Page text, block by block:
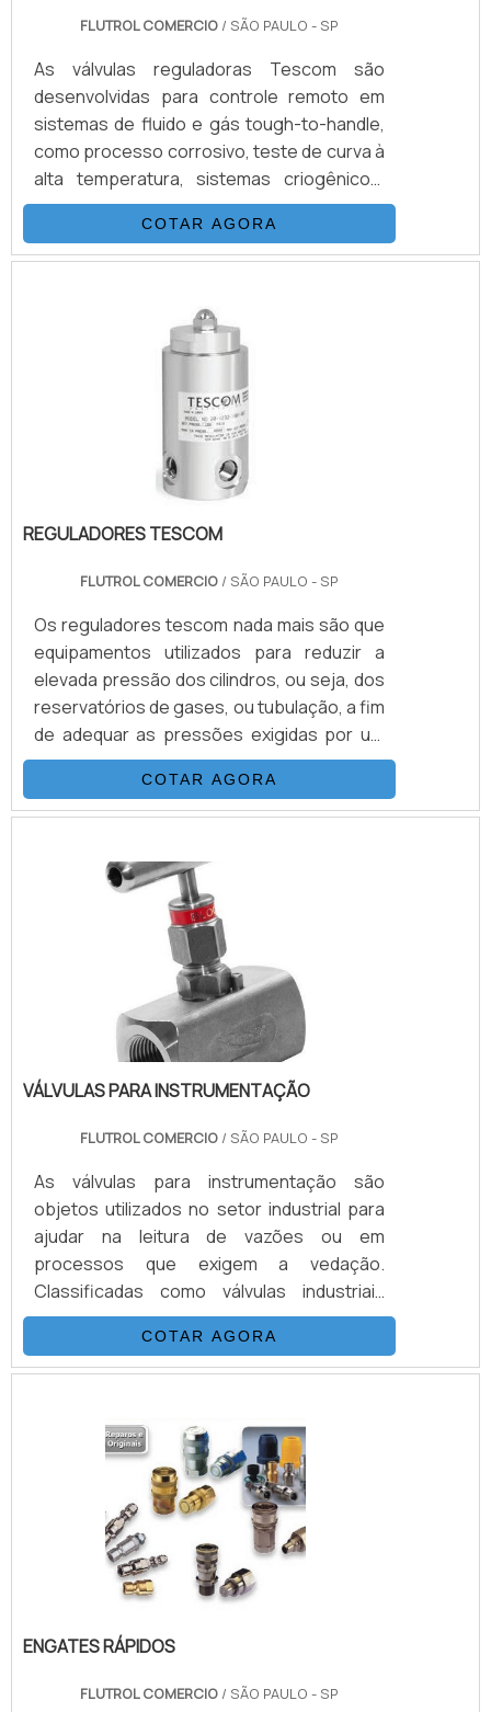
FLUTROL COMERCIO / SÃO PAULO - SP
As válvulas reguladoras Tescom são
desenvolvidas para controle remoto em
sistemas de fluido e gás tough-to-handle,
como processo corrosivo, teste de curva à
alta temperatura, sistemas criogênicos,
amostragem de geradores de vapor, e
ambientes arriscados. Vale destacar que
os produtos são virtualmente livres de
em áreas de acesso restrito. Além disso, o
tamanho compacto e peso dessas
espaço e peso trariam dificuldades.INFO.
COTAR AGORA
REGULADORES TESCOM
FLUTROL COMERCIO / SÃO PAULO - SP
Os reguladores tescom nada mais são que
equipamentos utilizados para reduzir a
elevada pressão dos cilindros, ou seja, dos
reservatórios de gases, ou tubulação, a fim
de adequar as pressões exigidas por um
determinado equipamento ou projeto.São
utensílios desenhados para que haja
compatibilidade somente com os gases
existência é trivial para o funcionamento
seguro e adequado do sistema ao qual o
regulador de pressão é
designado.VANTAGENS FUNDAMENTAIS EM
COTAR AGORA
VÁLVULAS PARA INSTRUMENTAÇÃO
FLUTROL COMERCIO / SÃO PAULO - SP
As válvulas para instrumentação são
objetos utilizados no setor industrial para
ajudar na leitura de vazões ou em
processos que exigem a vedação.
Classificadas como válvulas industriais
como ensaio de pressão, as válvulas
instrumentação são produzidas de acordo
com a norma ISO 5208, de modo a
qualidade do produto.DETALHES
ADICIONAIS SOBRE O PRODUTODito isso é
válido destacar, pelo menos, três modelos
de válvulas instrumentação oferecidos
pelo mercado..
COTAR AGORA
ENGATES RÁPIDOS
FLUTROL COMERCIO / SÃO PAULO - SP